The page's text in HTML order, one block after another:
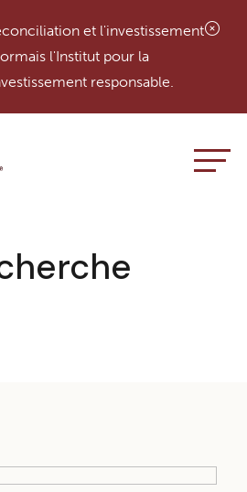
et l'investissement
l'Institut pour la
responsable.
Menu